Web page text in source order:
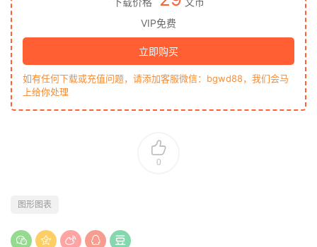
VIP免费
立即购买
如有任何下载或充值问题，请添加客服微信：bgwd88，我们会马
上给你处理
0
图形图表